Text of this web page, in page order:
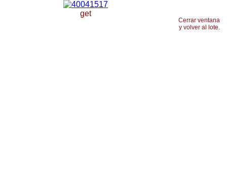
Cerrar ventana
y volver al lote.
get